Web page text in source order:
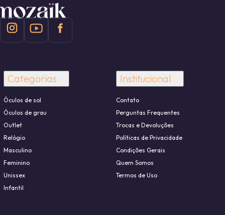
Categorias
Óculos de sol
Óculos de grau
Outlet
Relógio
Masculino
Feminino
Unissex
Infantil
Institucional
Contato
Perguntas Frequentes
Trocas e Devoluções
Políticas de Privacidade
Condições Gerais
Quem Somos
Termos de Uso